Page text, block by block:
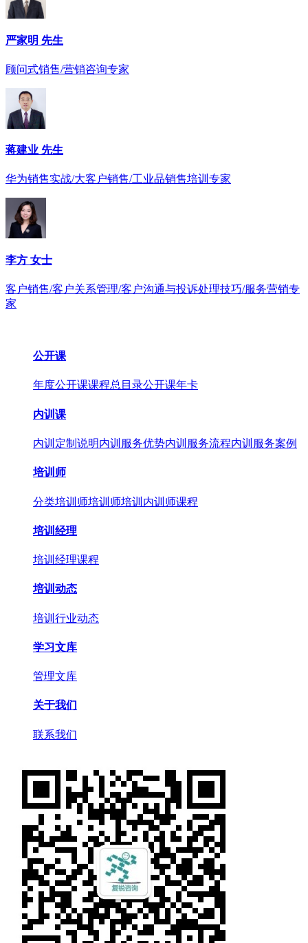
严家明 先生
顾问式销售/营销咨询专家
蒋建业 先生
华为销售实战/大客户销售/工业品销售培训专家
李方 女士
客户销售/客户关系管理/客户沟通与投诉处理技巧/服务营销专
家
公开课
年度公开课课程总目录公开课年卡
内训课
内训定制说明内训服务优势内训服务流程内训服务案例
培训师
分类培训师培训师培训 内训师课程
培训经理
培训经理课程
培训动态
培训行业动态
学习文库
管理文库
关于我们
联系我们